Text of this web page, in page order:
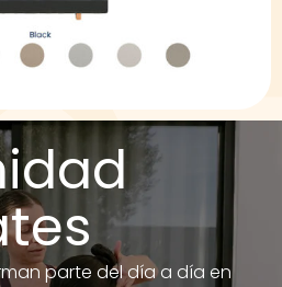
parte del día a día en